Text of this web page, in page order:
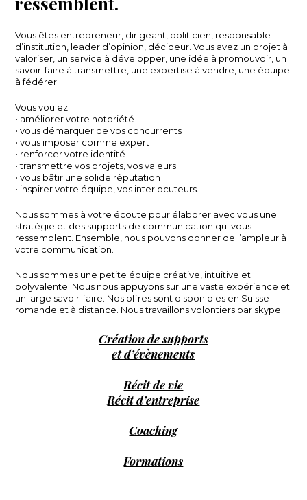
Vous êtes entrepreneur, dirigeant, politicien, responsable
d’institution, leader d’opinion, décideur. Vous avez un projet à
valoriser, un service à développer, une idée à promouvoir, un
savoir-faire à transmettre, une expertise à vendre, une équipe
à fédérer.
Vous voulez
• améliorer votre notoriété
• vous démarquer de vos concurrents
• vous imposer comme expert
• renforcer votre identité
• transmettre vos projets, vos valeurs
• vous bâtir une solide réputation
• inspirer votre équipe, vos interlocuteurs.
Nous sommes à votre écoute pour élaborer avec vous une
stratégie et des supports de communication qui vous
ressemblent. Ensemble, nous pouvons donner de l’ampleur à
votre communication.
Nous sommes une petite équipe créative, intuitive et
polyvalente. Nous nous appuyons sur une vaste expérience et
un large savoir-faire. Nos offres sont disponibles en Suisse
romande et à distance. Nous travaillons volontiers par skype.
Création de supports
et d’évènements
Récit de vie
Récit d’entreprise
Coaching
Formations